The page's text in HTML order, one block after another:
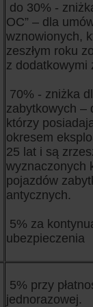
do 30% -
OC” – dla
wznowionych,
zeszłym roku
z dodatkowymi
70% - zniżka
zabytkowych –
którzy
okresem
25 lat i są
wyznaczonych
pojazdów
antycznych.
5% za
ubezpieczenia
5% przy
jednorazowej.